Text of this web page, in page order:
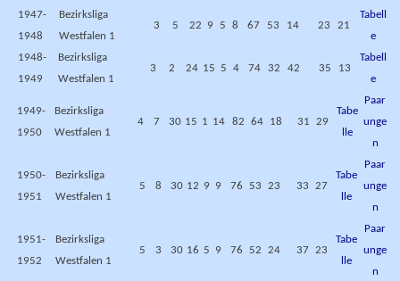
1947-
1948
Bezirksliga
Westfalen 1
3 5 22 9 5 8 67 53 14 23 21
Tabell
e
1948-
1949
Bezirksliga
Westfalen 1
3 2 24 15 5 4 74 32 42 35 13
Tabell
e
1949-
1950
Bezirksliga
Westfalen 1
4 7 30 15 1 14 82 64 18 31 29
Tabe
lle
Paar
unge
n
1950-
1951
Bezirksliga
Westfalen 1
5 8 30 12 9 9 76 53 23 33 27
Tabe
lle
Paar
unge
n
1951-
1952
Bezirksliga
Westfalen 1
5 3 30 16 5 9 76 52 24 37 23
Tabe
lle
Paar
unge
n